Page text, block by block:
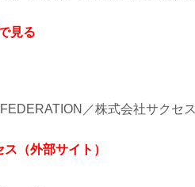
見る
／株式会社サクセス
（外部サイト）